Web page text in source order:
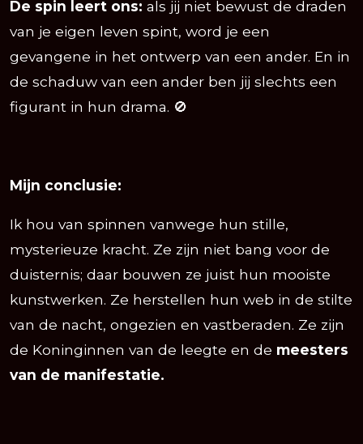
De spin leert ons: als jij niet bewust de draden
van je eigen leven spint, word je een
gevangene in het ontwerp van een ander. En in
de schaduw van een ander ben jij slechts een
figurant in hun drama. 🚫
Mijn conclusie:
Ik hou van spinnen vanwege hun stille,
mysterieuze kracht. Ze zijn niet bang voor de
duisternis; daar bouwen ze juist hun mooiste
kunstwerken. Ze herstellen hun web in de stilte
van de nacht, ongezien en vastberaden. Ze zijn
de Koninginnen van de leegte en de meesters
van de manifestatie.